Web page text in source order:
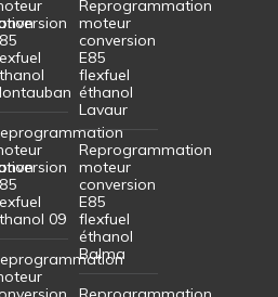
09
Reprogrammation
moteur
conversion
E85
flexfuel
éthanol
Lavaur
Reprogrammation
moteur
conversion
E85
flexfuel
éthanol
Balma